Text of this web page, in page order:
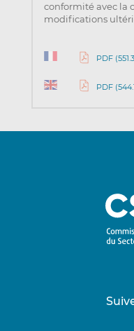
conformité avec la
modifications
PDF
PDF